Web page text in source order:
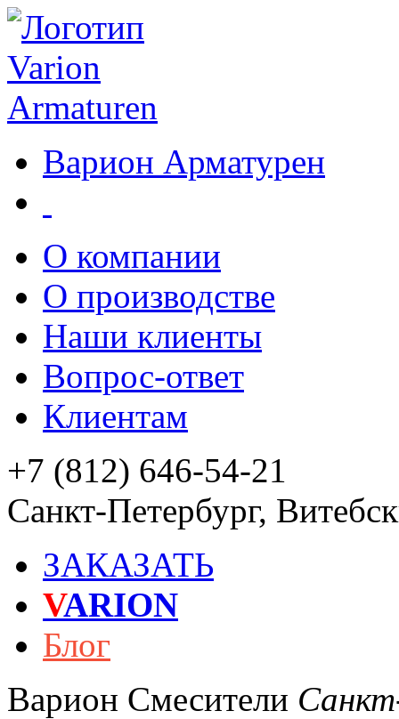
Варион Арматурен
О компании
О производстве
Наши клиенты
Вопрос-ответ
Клиентам
+7 (812) 646-54-21
Санкт-Петербург,
ЗАКАЗАТЬ
VARION
Блог
Варион Смесители